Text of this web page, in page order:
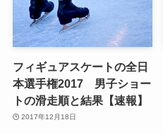
フィギュアスケートの全日
本選手権2017 男子ショー
トの滑走順と結果【速報】
2017年12月18日